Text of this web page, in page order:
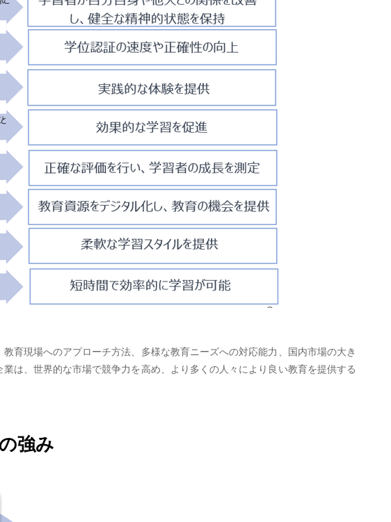
育現場へのアプローチ方法、多様な教育ニーズへの対応能力、国内市場の大き
は、世界的な市場で競争力を高め、より多くの人々により良い教育を提供する
強み